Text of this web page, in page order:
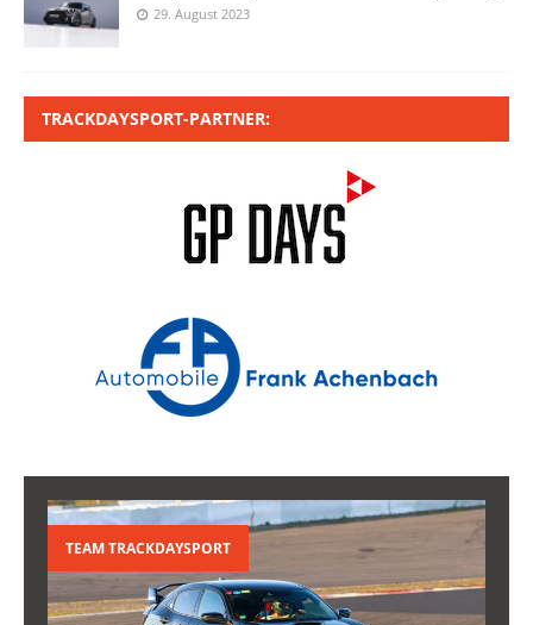
29. August 2023
TRACKDAYSPORT-PARTNER:
TEAM TRACKDAYSPORT